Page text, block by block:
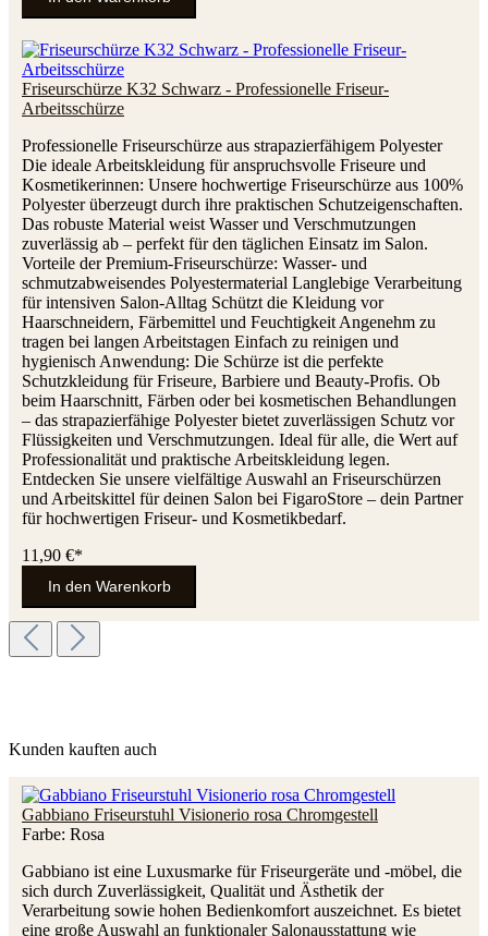
Friseurschürze K32 Schwarz - Professionelle Friseur-
Arbeitsschürze
Professionelle Friseurschürze aus strapazierfähigem Polyester
Die ideale Arbeitskleidung für anspruchsvolle Friseure und
Kosmetikerinnen: Unsere hochwertige Friseurschürze aus 100%
Polyester überzeugt durch ihre praktischen Schutzeigenschaften.
Das robuste Material weist Wasser und Verschmutzungen
zuverlässig ab – perfekt für den täglichen Einsatz im Salon.
Vorteile der Premium-Friseurschürze: Wasser- und
schmutzabweisendes Polyestermaterial Langlebige Verarbeitung
für intensiven Salon-Alltag Schützt die Kleidung vor
Haarschneidern, Färbemittel und Feuchtigkeit Angenehm zu
tragen bei langen Arbeitstagen Einfach zu reinigen und
hygienisch Anwendung: Die Schürze ist die perfekte
Schutzkleidung für Friseure, Barbiere und Beauty-Profis. Ob
beim Haarschnitt, Färben oder bei kosmetischen Behandlungen
– das strapazierfähige Polyester bietet zuverlässigen Schutz vor
Flüssigkeiten und Verschmutzungen. Ideal für alle, die Wert auf
Professionalität und praktische Arbeitskleidung legen.
Entdecken Sie unsere vielfältige Auswahl an Friseurschürzen
und Arbeitskittel für deinen Salon bei FigaroStore – dein Partner
für hochwertigen Friseur- und Kosmetikbedarf.
11,90 €*
In den Warenkorb
Kunden kauften auch
Gabbiano Friseurstuhl Visionerio rosa Chromgestell
Farbe: Rosa
Gabbiano ist eine Luxusmarke für Friseurgeräte und -möbel, die
sich durch Zuverlässigkeit, Qualität und Ästhetik der
Verarbeitung sowie hohen Bedienkomfort auszeichnet. Es bietet
eine große Auswahl an funktionaler Salonausstattung wie